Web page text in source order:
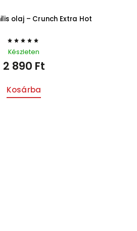
olaj – Crunch Extra Hot
Készleten
2 890 Ft
Kosárba